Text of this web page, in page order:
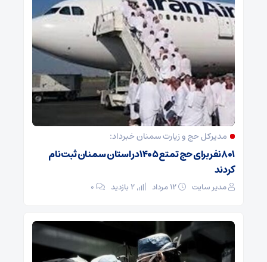
مدیرکل حج و زیارت ‌سمنان خبرداد:
۸۰۱ نفر برای حج تمتع ۱۴۰۵ در استان سمنان ثبت نام
کردند
مدیر سایت ۰